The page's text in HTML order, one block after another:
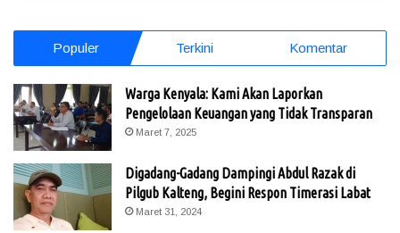
Populer Terkini Komentar
Warga Kenyala: Kami Akan Laporkan
Pengelolaan Keuangan yang Tidak Transparan
Maret 7, 2025
Digadang-Gadang Dampingi Abdul Razak di
Pilgub Kalteng, Begini Respon Timerasi Labat
Maret 31, 2024